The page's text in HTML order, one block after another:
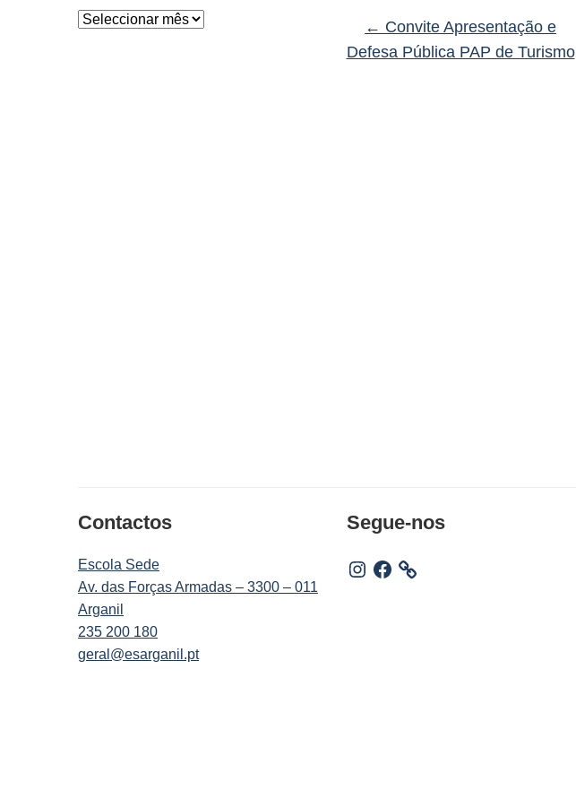
Arquivo ← Convite Apresentação e
Defesa Pública PAP de Turismo
Contactos
Escola Sede
Av. das Forças Armadas – 3300 – 011
Arganil
235 200 180
geral@esarganil.pt
Segue-nos
Instagram
Facebook